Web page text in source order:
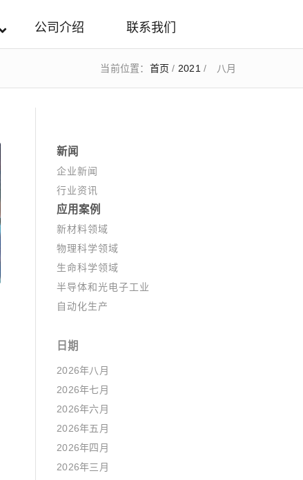
公司介绍 联系我们
当前位置： 首页 / 2021 / 八月
新闻
企业新闻
行业资讯
应用案例
新材料领域
物理科学领域
生命科学领域
半导体和光电子工业
自动化生产
日期
2026年八月
2026年七月
2026年六月
2026年五月
2026年四月
2026年三月